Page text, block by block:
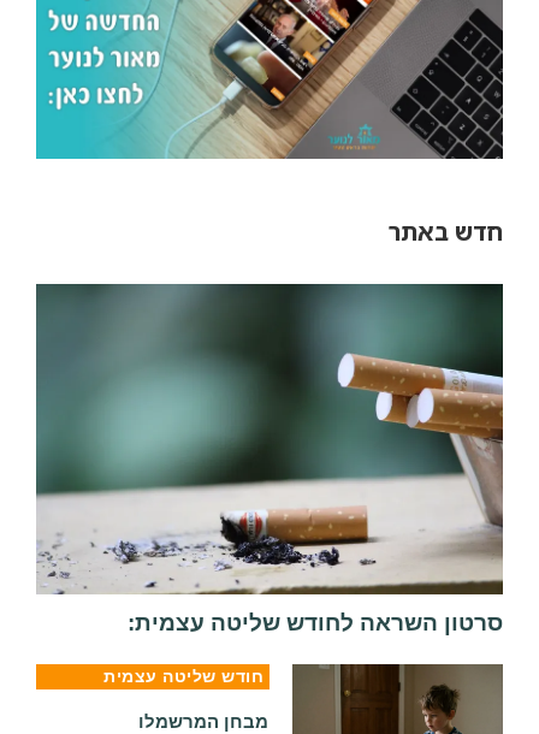
חדש באתר
סרטון השראה לחודש שליטה עצמית:
חודש שליטה עצמית
מבחן המרשמלו